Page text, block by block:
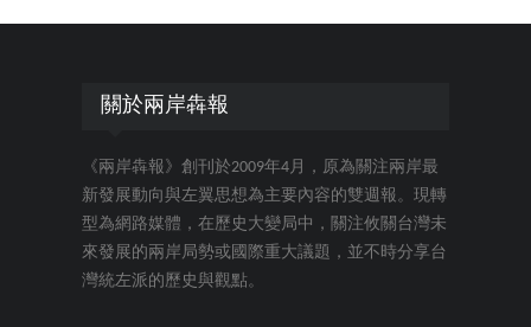
關於兩岸犇報
《兩岸犇報》創刊於2009年4月，原為關注兩岸最
新發展動向與左翼思想為主要內容的雙週報。現轉
型為網路媒體，在歷史大變局中，關注攸關台灣未
來發展的兩岸局勢或國際重大議題，並不時分享台
灣統左派的歷史與觀點。